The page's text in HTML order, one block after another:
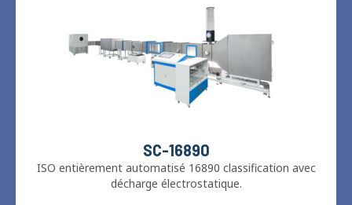
SC-16890
ISO entièrement automatisé 16890 classification avec
décharge électrostatique.